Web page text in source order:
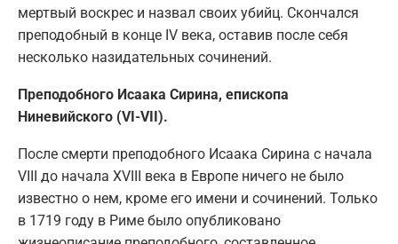
мертвый воскрес и назвал своих убийц. Скончался
преподобный в конце IV века, оставив после себя
несколько назидательных сочинений.
Преподобного Исаака Сирина, епископа
Ниневийского (VI-VII).
После смерти преподобного Исаака Сирина с начала
VIII до начала XVIII века в Европе ничего не было
известно о нем, кроме его имени и сочинений. Только
в 1719 году в Риме было опубликовано